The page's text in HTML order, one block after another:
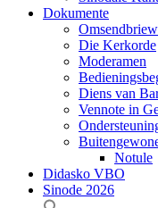
Dokumente
Die Kerkorde
Moderamen
Diens van
Vennote in
Notule
Didasko VBO
Sinode 2026